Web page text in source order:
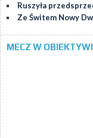
Ruszyła
Ze Świtem Nowy
MECZ W